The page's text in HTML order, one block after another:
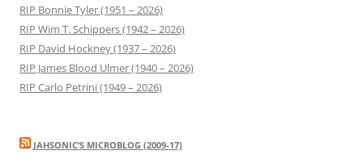
RIP Bonnie Tyler (1951 – 2026)
RIP Wim T. Schippers (1942 – 2026)
RIP David Hockney (1937 – 2026)
RIP James Blood Ulmer (1940 – 2026)
RIP Carlo Petrini (1949 – 2026)
JAHSONIC’S MICROBLOG (2009-17)